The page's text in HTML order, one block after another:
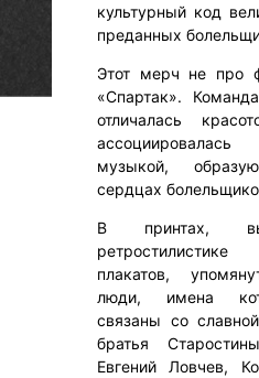
культурный код
преданных
Этот мерч не про
«Спартак».
отличалась
музыкой,
сердцах
В принтах,
плакатов,
люди, имена
связаны со
братья
Евгений Ловчев,